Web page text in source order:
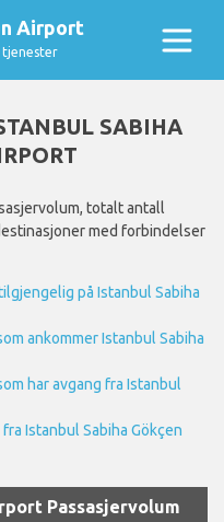
Airport
tjenester
SABIHA
totalt antall
med forbindelser
på Istanbul Sabiha
ankommer Istanbul Sabiha
har avgang fra Istanbul
Istanbul Sabiha Gökçen
Passasjervolum